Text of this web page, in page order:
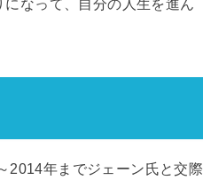
なって、自分の人生を進ん
2014年までジェーン氏と交際